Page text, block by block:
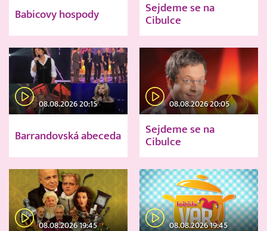
Babicovy hospody
Sejdeme se na
Cibulce
08.08.2026 20:15
Barrandovská abeceda
08.08.2026 20:05
Sejdeme se na
Cibulce
08.08.2026 19:45 08.08.2026 19:45